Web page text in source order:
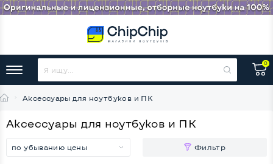
0
Аксессуары для ноутбуков и ПК
Аксессуары для ноутбуков и ПК
по убыванию цены Фильтр